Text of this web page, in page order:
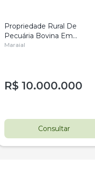
Propriedade Rural De
Pecuária Bovina Em
Pernambuco
Maraial
R$ 10.000.000
Consultar